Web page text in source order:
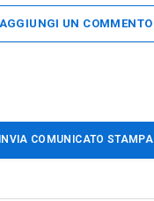
AGGIUNGI UN COMMENTO
INVIA COMUNICATO STAMPA